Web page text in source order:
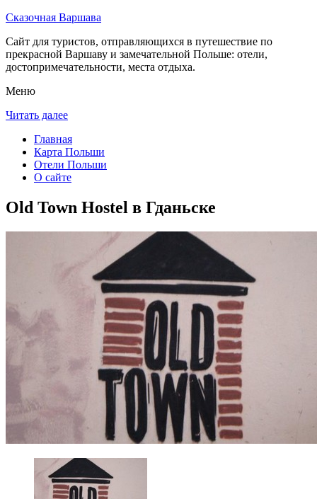
Сказочная Варшава
Сайт для туристов, отправляющихся в путешествие по
прекрасной Варшаву и замечательной Польше: отели,
достопримечательности, места отдыха.
Меню
Читать далее
Главная
Карта Польши
Отели Польши
О сайте
Old Town Hostel в Гданьске